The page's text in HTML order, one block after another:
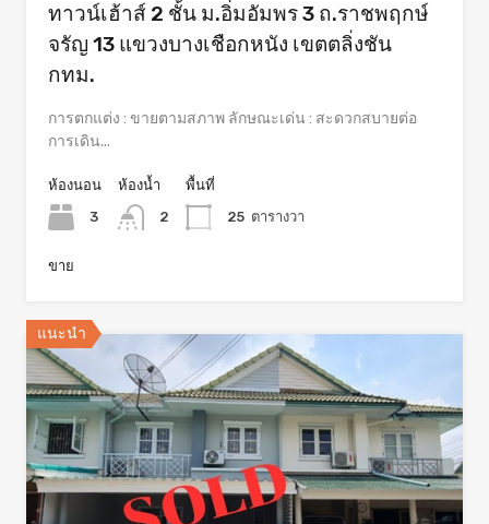
ทาวน์เฮ้าส์ 2 ชั้น ม.อิ่มอัมพร 3 ถ.ราชพฤกษ์
จรัญ 13 แขวงบางเชือกหนัง เขตตลิ่งชัน
กทม.
การตกแต่ง : ขายตามสภาพ ลักษณะเด่น : สะดวกสบายต่อ
การเดิน...
ห้องนอน
3
ห้องน้ำ
2
พื้นที่
25 ตารางวา
ขาย
แนะนำ